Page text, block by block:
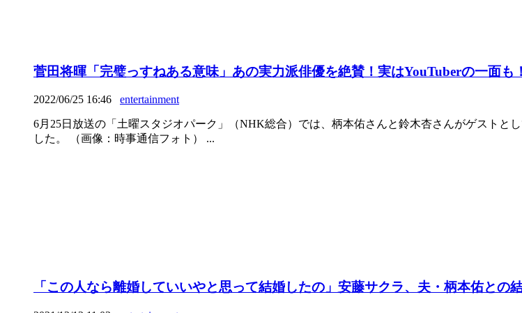
菅田将暉「完璧っすねある意味」あの実力派俳優を絶賛！実はYouTuberの一面も
2022/06/25 16:46 entertainment
6月25日放送の「土曜スタジオパーク」（NHK総合）では、柄本佑さんと鈴木杏さんがゲストと
した。 （画像：時事通信フォト） ...
「この人なら離婚していいやと思って結婚したの」安藤サクラ、夫・柄本佑との